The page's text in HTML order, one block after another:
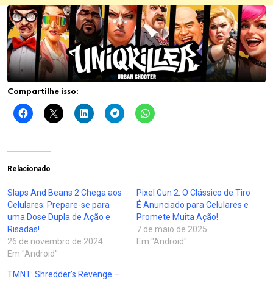
Compartilhe isso:
Relacionado
Slaps And Beans 2 Chega aos
Celulares: Prepare-se para
uma Dose Dupla de Ação e
Risadas!
26 de novembro de 2024
Em "Android"
Pixel Gun 2: O Clássico de Tiro
É Anunciado para Celulares e
Promete Muita Ação!
7 de maio de 2025
Em "Android"
TMNT: Shredder’s Revenge –